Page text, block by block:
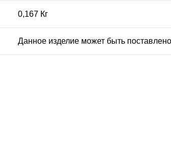
0,167 Кг
Данное изделие может быть